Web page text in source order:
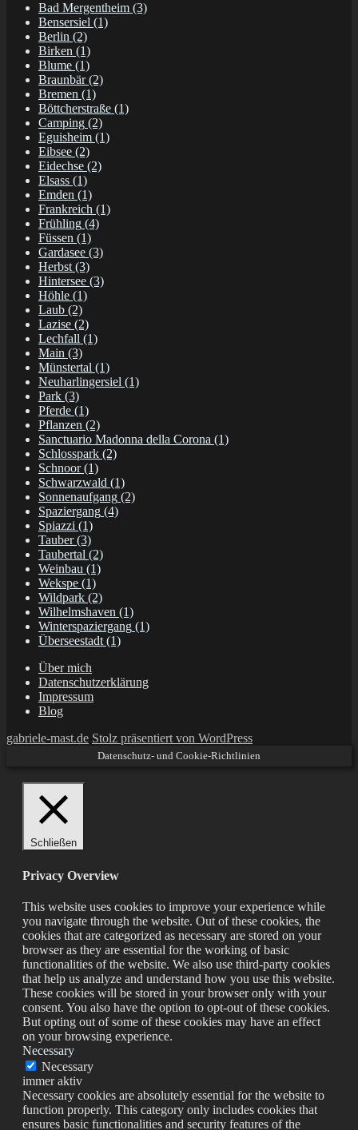
Bad Mergentheim (3)
Bensersiel (1)
Berlin (2)
Birken (1)
Blume (1)
Braunbär(2)
Bremen (1)
Böttcherstraße (1)
Camping (2)
Eguisheim (1)
Eibsee (2)
Eidechse (2)
Elsass (1)
Emden (1)
Frankreich (1)
Frühling (4)
Füssen (1)
Gardasee (3)
Herbst (3)
Hintersee (3)
Höhle (1)
Laub (2)
Lazise (2)
Lechfall (1)
Main (3)
Münstertal (1)
Neuharlingersiel (1)
Park (3)
Pferde (1)
Pflanzen (2)
Sanctuario Madonna della Corona (1)
Schlosspark (2)
Schnoor(1)
Schwarzwald (1)
Sonnenaufgang (2)
Spaziergang (4)
Spiazzi (1)
Tauber(3)
Taubertal (2)
Weinbau (1)
Wekspe (1)
Wildpark (2)
Wilhelmshaven (1)
Winterspaziergang (1)
Überseestadt (1)
Über mich
Datenschutzerklärung
Impressum
Blog
gabriele-mast.de Stolz präsentiert von WordPress
Datenschutz- und Cookie-Richtlinien
Schließen
Privacy Overview
This website uses cookies to improve your experience while
you navigate through the website. Out of these cookies, the
cookies that are categorized as necessary are stored on your
browser as they are essential for the working of basic
functionalities of the website. We also use third-party cookies
that help us analyze and understand how you use this website.
These cookies will be stored in your browser only with your
consent. You also have the option to opt-out of these cookies.
But opting out of some of these cookies may have an effect
on your browsing experience.
Necessary
Necessary
immer aktiv
Necessary cookies are absolutely essential for the website to
function properly. This category only includes cookies that
ensures basic functionalities and security features of the